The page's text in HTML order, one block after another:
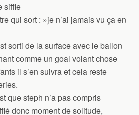
siffle
qui sort : »je n’ai jamais vu ça en
sorti de la surface avec le ballon
comme un goal volant chose
il s’en suivra et cela reste
que steph n’a pas compris
donc moment de solitude,